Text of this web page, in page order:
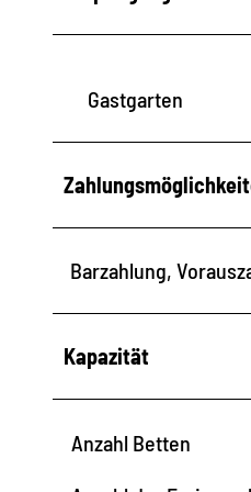
Gastgarten
Barzahlung,
Kapazität
Anzahl Betten